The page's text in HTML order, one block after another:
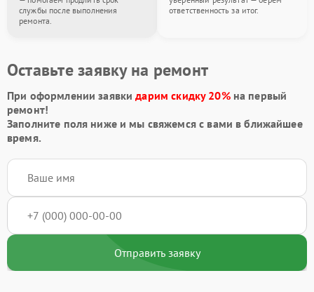
службы после выполнения
ремонта.
ответственность за итог.
Оставьте заявку на ремонт
При оформлении заявкидарим скидку 20%на первый
ремонт!
Заполните поля ниже и мы свяжемся с вами в ближайшее
время.
Отправить заявку